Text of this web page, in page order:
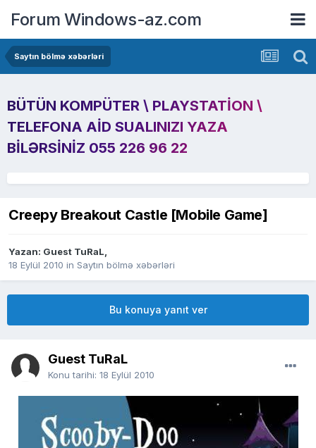
Forum Windows-az.com
Saytın bölmə xəbərləri
BÜTÜN KOMPÜTER \ PLAYSTATION \
TELEFONA AID SUALINIZI YAZA
BILƏRSINIZ 055 226 96 22
Creepy Breakout Castle [Mobile Game]
Yazan: Guest TuRaL,
18 Eylül 2010 in Saytın bölmə xəbərləri
Bu konuya yanıt ver
Guest TuRaL
Konu tarihi: 18 Eylül 2010